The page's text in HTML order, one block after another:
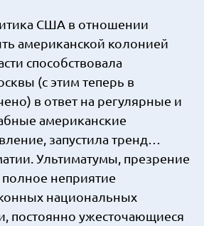
США в отношении
американской колонией
способствовала
(с этим теперь в
в ответ на регулярные и
американские
запустила тренд…
Ультиматумы, презрение
неприятие
национальных
постоянно ужесточающиеся